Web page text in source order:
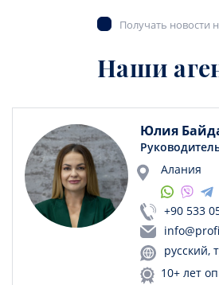
Получать новости
Наши
Юлия
Алания
+90 533
русский,
10+ лет